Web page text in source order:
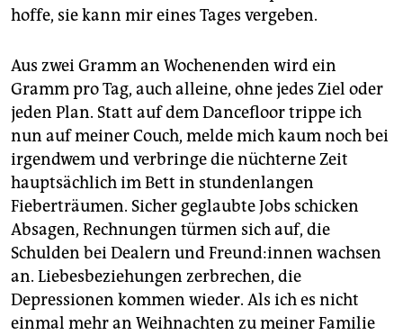
hoffe, sie kann mir eines Tages vergeben.
Aus zwei Gramm an Wochenenden wird ein
Gramm pro Tag, auch alleine, ohne jedes Ziel oder
jeden Plan. Statt auf dem Dancefloor trippe ich
nun auf meiner Couch, melde mich kaum noch bei
irgendwem und verbringe die nüchterne Zeit
hauptsächlich im Bett in stundenlangen
Fieberträumen. Sicher geglaubte Jobs schicken
Absagen, Rechnungen türmen sich auf, die
Schulden bei Dealern und Freun­d:in­nen wachsen
an. Liebesbeziehungen zerbrechen, die
Depressionen kommen wieder. Als ich es nicht
einmal mehr an Weihnachten zu meiner Familie